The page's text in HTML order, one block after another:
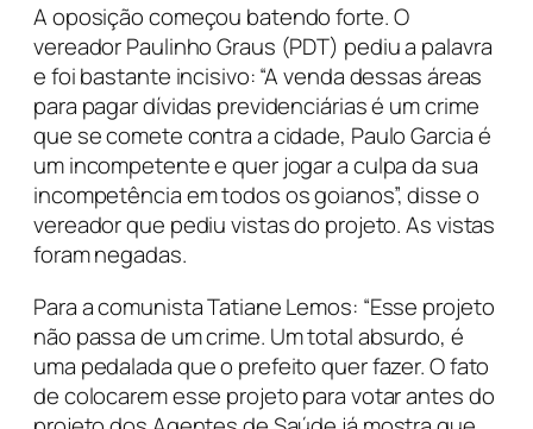
A oposição começou batendo forte. O
vereador Paulinho Graus (PDT) pediu a palavra
e foi bastante incisivo: “A venda dessas áreas
para pagar dívidas previdenciárias é um crime
que se comete contra a cidade, Paulo Garcia é
um incompetente e quer jogar a culpa da sua
incompetência em todos os goianos”, disse o
vereador que pediu vistas do projeto. As vistas
foram negadas.
Para a comunista Tatiane Lemos: “Esse projeto
não passa de um crime. Um total absurdo, é
uma pedalada que o prefeito quer fazer. O fato
de colocarem esse projeto para votar antes do